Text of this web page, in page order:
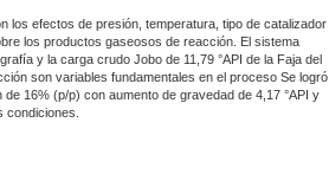
los efectos de presión, temperatura, tipo de catalizador
los productos gaseosos de reacción. El sistema
y la carga crudo Jobo de 11,79 °API de la Faja del
son variables fundamentales en el proceso Se logró
16% (p/p) con aumento de gravedad de 4,17 °API y